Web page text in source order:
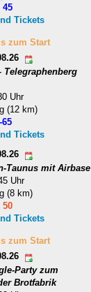
45
Tickets
zum Start
Telegraphenberg
Uhr
(12 km)
65
Tickets
Taunus mit Airbase
Uhr
(8 km)
50
Tickets
zum Start
Party zum
Brotfabrik